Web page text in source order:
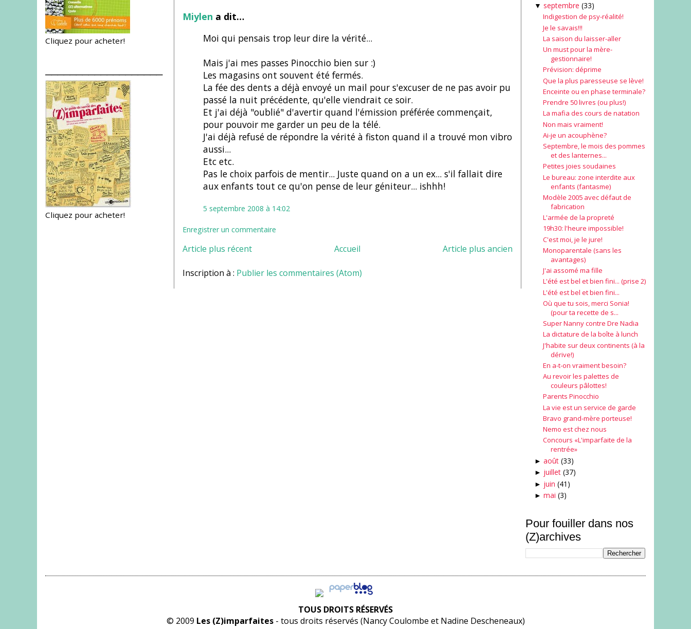
Cliquez pour acheter!
Cliquez pour acheter!
Miylen a dit…
Moi qui pensais trop leur dire la vérité...
Mais j'ai mes passes Pinocchio bien sur :)
Les magasins ont souvent été fermés.
La fée des dents a déjà envoyé un mail pour s'excuser de ne pas avoir pu
passé la nuit précédente, qu'elle viendrait ce soir.
Et j'ai déjà "oublié" d'avertir quand l'émission préférée commençait,
pour pouvoir me garder un peu de la télé.
J'ai déjà refusé de répondre la vérité à fiston quand il a trouvé mon vibro
aussi...
Etc etc.
Pas le choix parfois de mentir... Juste quand on a un ex... s'il fallait dire
aux enfants tout ce qu'on pense de leur géniteur... ishhh!
5 septembre 2008 à 14:02
Enregistrer un commentaire
Article plus récent Article plus ancien
Accueil
Inscription à : Publier les commentaires (Atom)
▼ septembre (33)
Indigestion de psy-réalité!
Je le savais!!!
La saison du laisser-aller
Un must pour la mère-
gestionnaire!
Prévision: déprime
Que la plus paresseuse se lève!
Enceinte ou en phase terminale?
Prendre 50 livres (ou plus!)
La mafia des cours de natation
Non mais vraiment!
Ai-je un acouphène?
Septembre, le mois des pommes
et des lanternes...
Petites joies soudaines
Le bureau: zone interdite aux
enfants (fantasme)
Modèle 2005 avec défaut de
fabrication
L'armée de la propreté
19h30: l'heure impossible!
C'est moi, je le jure!
Monoparentale (sans les
avantages)
J'ai assomé ma fille
L'été est bel et bien fini... (prise 2)
L'été est bel et bien fini...
Où que tu sois, merci Sonia!
(pour ta recette de s...
Super Nanny contre Dre Nadia
La dictature de la boîte à lunch
J'habite sur deux continents (à la
dérive!)
En a-t-on vraiment besoin?
Au revoir les palettes de
couleurs pâlottes!
Parents Pinocchio
La vie est un service de garde
Bravo grand-mère porteuse!
Nemo est chez nous
Concours «L'imparfaite de la
rentrée»
► août (33)
► juillet (37)
► juin (41)
► mai (3)
Pour fouiller dans nos
(Z)archives
TOUS DROITS RÉSERVÉS
© 2009 Les (Z)imparfaites - tous droits réservés (Nancy Coulombe et Nadine Descheneaux)